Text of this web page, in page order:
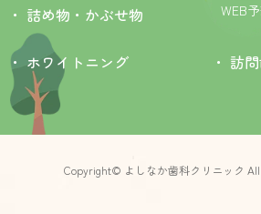
WEB
詰め物・かぶせ物
ホワイトニング
ス
訪
Copyright© よしなか歯科クリニック All